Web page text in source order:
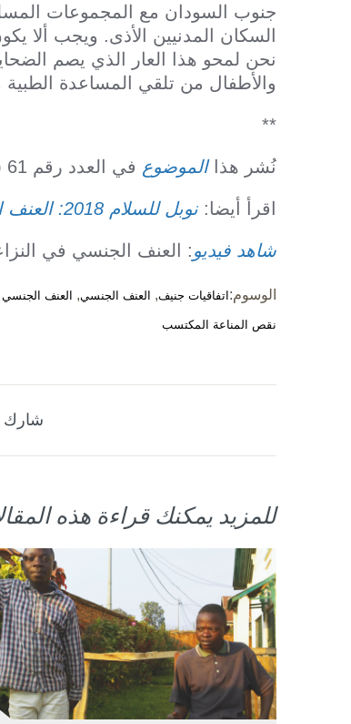
جنوب السودان مع المجموعات
السكان المدنيين الأذى. ويجب ألا
نحن لمحو هذا العار الذي يصم
والأطفال من تلقي المساعدة الطبية
**
نُشر هذاالموضوع في العدد رقم 61 (ربيع/ صيف 2016) من مجلة «الإنساني».
اقرأ أيضا: نوبل للسلام 2018: العنف الجنسي في الحروب تحت دائرة الضوء
شاهد فيديو: العنف الجنسي في
الوسوم: اتفاقيات جنيف, العنف الجنسي, العنف
نقص المناعة المكتسب
شارك
للمزيد يمكنك قراءة هذه